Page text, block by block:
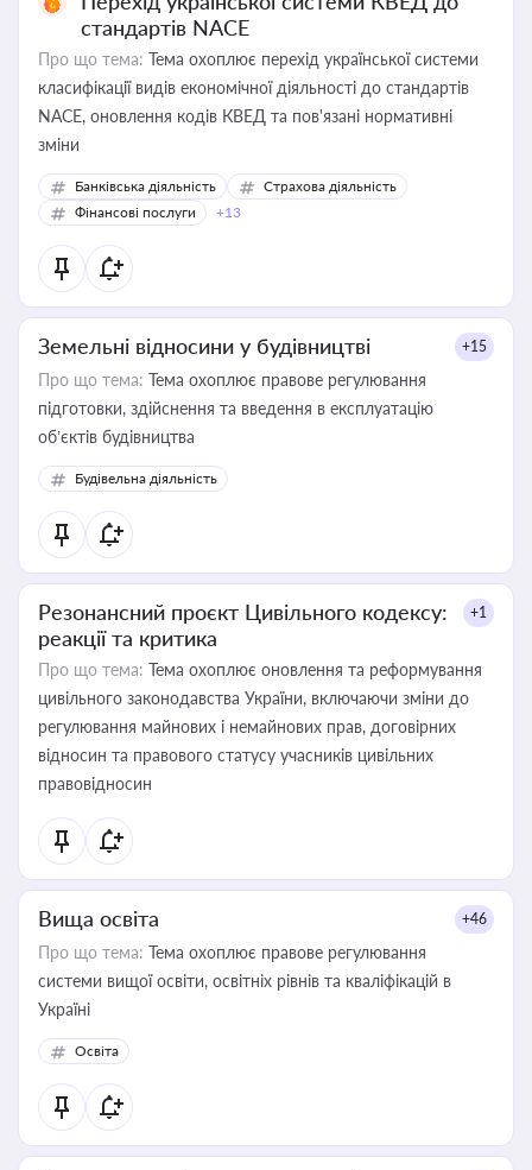
стандартів NACE
Про що тема: Тема охоплює перехід української системи
класифікації видів економічної діяльності до стандартів
NACE, оновлення кодів КВЕД та пов'язані нормативні
зміни
Банківська діяльність
Страхова діяльність
Фінансові послуги
+13
Земельні відносини у будівництві +15
Про що тема: Тема охоплює правове регулювання
підготовки, здійснення та введення в експлуатацію
об’єктів будівництва
Будівельна діяльність
Резонансний проєкт Цивільного кодексу:
реакції та критика
+1
Про що тема: Тема охоплює оновлення та реформування
цивільного законодавства України, включаючи зміни до
регулювання майнових і немайнових прав, договірних
відносин та правового статусу учасників цивільних
правовідносин
Вища освіта +46
Про що тема: Тема охоплює правове регулювання
системи вищої освіти, освітніх рівнів та кваліфікацій в
Україні
Освіта